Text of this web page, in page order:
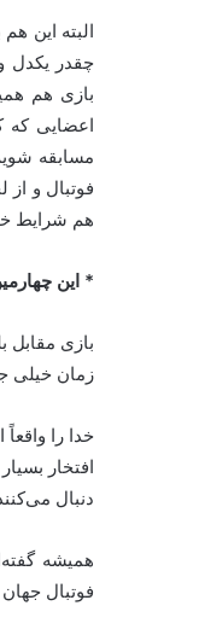
البته این
بازی هم
اعضایی که
مسابقه
فوتبال و از
هم شرایط
* این
زمان خیلی
خدا را
افتخار
دنبال
همیشه
فوتبال